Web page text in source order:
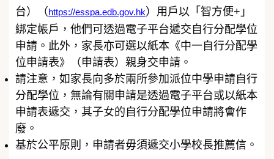
台）（https://esspa.edb.gov.hk）用戶以「智方便+」
綁定帳戶，他們可透過電子平台遞交自行分配學位
申請。此外，家長亦可選以紙本《中一自行分配學
位申請表》（申請表）親身交申請。
請注意，如家長向多於兩所參加派位中學申請自行
分配學位，無論有關申請是透過電子平台或以紙本
申請表遞交，其子女的自行分配學位申請將會作
廢。
基於公平原則，申請者毋須遞交小學校長推薦信。